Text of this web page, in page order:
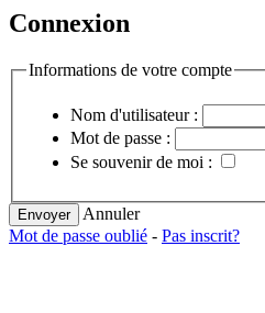
Connexion
Informations de votre compte
Nom d'utilisateur :
Mot de passe :
Se souvenir de moi :
Envoyer
Annuler
Mot de passe oublié - Pas inscrit?